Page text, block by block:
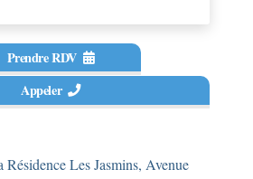
Prendre RDV
Appeler
Résidence Les Jasmins, Avenue